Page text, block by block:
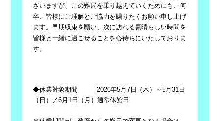
ざいますが、この難局を乗り越えていくためにも、何
卒、皆様にご理解とご協力を賜りたくお願い申し上げ
ます。早期収束を願い、次に訪れる素晴らしい時間を
皆様と一緒に過ごせることを心待ちにいたしておりま
す。
◆休業対象期間2020年5月7 日（木）～5月31 日
（日）／6月1日（月）通常休館日